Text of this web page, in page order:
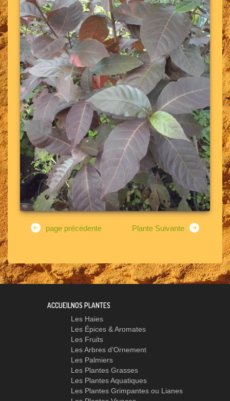
page précédente Plante Suivante
ACCUEILNOS PLANTES
Les Haies
Les Épices & Aromates
Les Fruits
Les Arbres d'Ornement
Les Palmiers
Les Plantes Grasses
Les Plantes Aquatiques
Les Plantes Grimpantes ou Lianes